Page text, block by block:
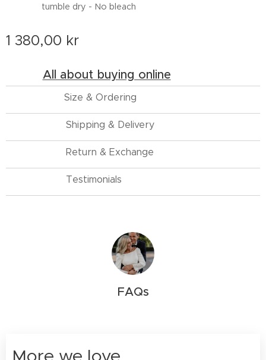
tumble dry - No bleach
1 380,00 kr
All about buying online
Size & Ordering
Shipping & Delivery
Return & Exchange
Testimonials
FAQs
More we love